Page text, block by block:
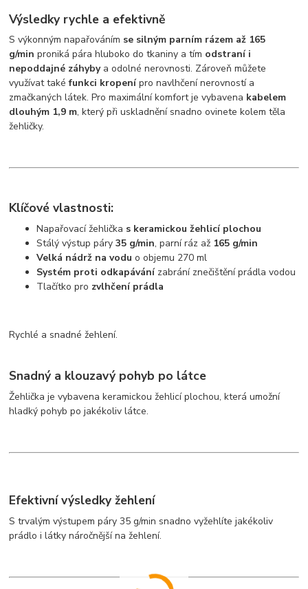
Výsledky rychle a efektivně
S výkonným napařováním se silným parním rázem až 165
g/min proniká pára hluboko do tkaniny a tím odstraní i
nepoddajné záhybya odolné nerovnosti. Zároveň můžete
využívat takéfunkci kropenípro navlhčení nerovností a
zmačkaných látek. Pro maximální komfort je vybavena kabelem
dlouhým 1,9 m, který při uskladnění snadno ovinete kolem těla
žehličky.
Klíčové vlastnosti:
Napařovací žehlička s keramickou žehlicí plochou
Stálý výstup páry35 g/min, parní ráz až 165 g/min
Velká nádrž na voduo objemu 270 ml
Systém proti odkapávánízabrání znečištění prádla vodou
Tlačítko pro zvlhčení prádla
Rychlé a snadné žehlení.
Snadný a klouzavý pohyb po látce
Žehlička je vybavena keramickou žehlicí plochou, která umožní
hladký pohyb po jakékoliv látce.
Efektivní výsledky žehlení
S trvalým výstupem páry 35 g/min snadno vyžehlíte jakékoliv
prádlo i látky náročnější na žehlení.